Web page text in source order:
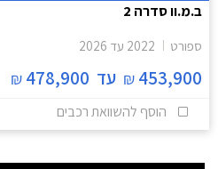
ב.מ.וו סדרה 2
ספורט 2022 עד 2026
453,900
₪ עד 478,900
₪
הוסף להשוואת רכבים